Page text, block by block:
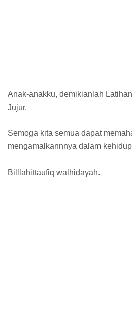
Anak-anakku, demikianlah
Jujur.
Semoga kita semua dapat
mengamalkannnya dalam
Billlahittaufiq walhidayah.